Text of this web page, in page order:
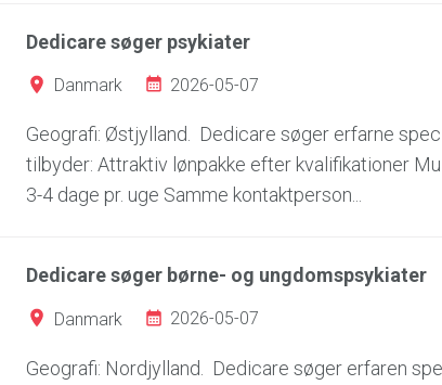
Dedicare søger psykiater
Danmark 2026-05-07
Geografi: Østjylland. Dedicare søger erfarne
tilbyder: Attraktiv lønpakke efter kvalifikationer
3-4 dage pr. uge Samme kontaktperson...
Dedicare søger børne- og ungdomspsykiater
Danmark 2026-05-07
Geografi: Nordjylland. Dedicare søger erfaren